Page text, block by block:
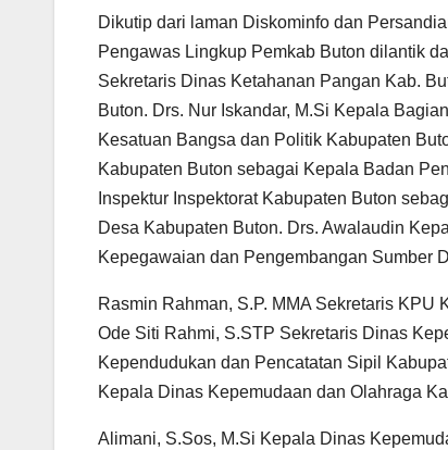
Dikutip dari laman Diskominfo dan
Pengawas Lingkup Pemkab Buton dilantik
Sekretaris Dinas Ketahanan Pangan Kab.
Buton. Drs. Nur Iskandar, M.Si Kepala
Kesatuan Bangsa dan Politik Kabupaten
Kabupaten Buton sebagai Kepala Badan
Inspektur Inspektorat Kabupaten Buton
Desa Kabupaten Buton. Drs. Awalaudin
Kepegawaian dan Pengembangan Sumber
Rasmin Rahman, S.P. MMA Sekretaris
Ode Siti Rahmi, S.STP Sekretaris Dinas
Kependudukan dan Pencatatan Sipil
Kepala Dinas Kepemudaan dan Olahraga
Alimani, S.Sos, M.Si Kepala Dinas